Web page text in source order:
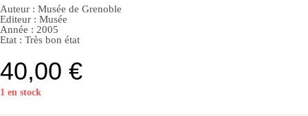
Auteur : Musée de Grenoble
Editeur : Musée
Année : 2005
Etat : Très bon état
40,00 €
1 en stock